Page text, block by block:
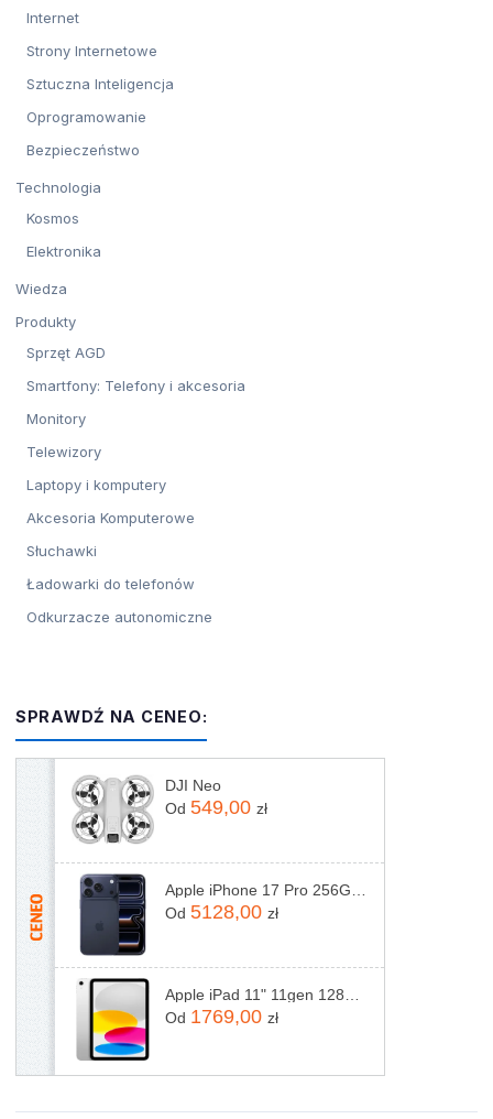
Internet
Strony Internetowe
Sztuczna Inteligencja
Oprogramowanie
Bezpieczeństwo
Technologia
Kosmos
Elektronika
Wiedza
Produkty
Sprzęt AGD
Smartfony: Telefony i akcesoria
Monitory
Telewizory
Laptopy i komputery
Akcesoria Komputerowe
Słuchawki
Ładowarki do telefonów
Odkurzacze autonomiczne
SPRAWDŹ NA CENEO:
DJI Neo
Od 549,00 zł
Od 5128,00 zł
Od 1769,00 zł